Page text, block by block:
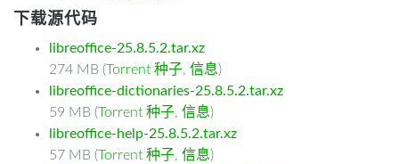
下载源代码
libreoffice-25.8.5.2.tar.xz
274 MB (Torrent 种子, 信息)
libreoffice-dictionaries-25.8.5.2.tar.xz
59 MB (Torrent 种子, 信息)
libreoffice-help-25.8.5.2.tar.xz
57 MB (Torrent 种子, 信息)